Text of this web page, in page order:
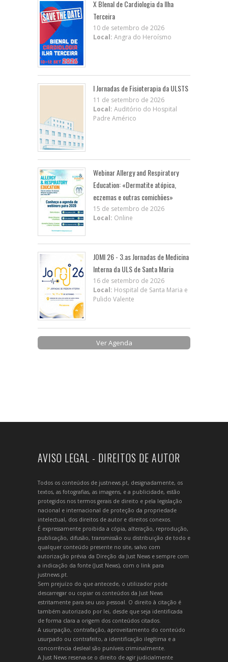
X BIenal de Cardiologia da Ilha
Terceira
10 de setembro de 2026
Local: Angra do Heroísmo
I Jornadas de Fisioterapia da ULSTS
11 de setembro de 2026
Local: Auditório do Hospital
Padre Américo
Webinar Allergy and Respiratory
Education: «Dermatite atópica,
eczemas e outras comichões»
15 de setembro de 2026
Local: Online
JOMI 26 - 3.as Jornadas de Medicina
Interna da ULS de Santa Maria
16 de setembro de 2026
Local: Hospital de Santa Maria e
Pulido Valente
Ver Agenda
AVISO LEGAL - DIREITOS DE AUTOR
Todos os conteúdos de justnews.pt, designadamente, os
textos, as fotografias, as imagens, e a publicidade, estão
protegidos nos termos gerais de direito e pela legislação
nacional e internacional de proteção da propriedade
intelectual, dos direitos de autor e direitos conexos.
É expressamente proibida a cópia, alteração, reprodução,
publicação, difusão, transmissão ou distribuição de todo e
qualquer conteúdo presente no site, salvo com
autorização prévia da Direção da Just News e sempre com
a indicação da fonte (Just News), com o link para
justnews.pt.
Sem prejuízo do que antecede, o utilizador pode
descarregar ou copiar os conteúdos da Just News
estritamente para seu uso pessoal. O direito à citação é
também autorizado por lei, desde que seja identificada
de forma clara a origem dos conteúdos citados.
A usurpação, contrafação, aproveitamento do conteúdo
usurpado ou contrafeito, a identificação ilegítima e a
concorrência desleal são puníveis criminalmente.
A Just News reserva-se o direito de agir judicialmente